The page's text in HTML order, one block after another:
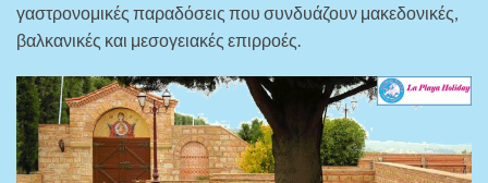
γαστρονομικές παραδόσεις που συνδυάζουν μακεδονικές,
βαλκανικές και μεσογειακές επιρροές.